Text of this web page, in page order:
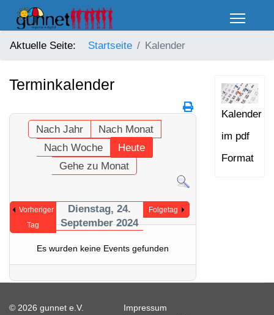
Aktuelle Seite: Startseite Kalender
Terminkalender
Nach Jahr
Nach Monat
Nach Woche
Heute
Gehe zu Monat
Vorheriger
Tag
Dienstag, 24.
September 2024
Folgetag
Es wurden keine Events gefunden
Kalender
im pdf
Format
© 2026 gunnet e.V.
Impressum